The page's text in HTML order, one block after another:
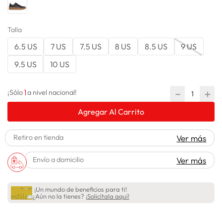
8.
10. lavadora
Talla
6.5 US 7 US 7.5 US 8 US 8.5 US
9 US
9.5 US
10 US
¡Sólo1a nivel nacional! ＋
－
Agregar Al Carrito
Retiro en tienda Ver más
Envío a domicilio Ver más
¡Un mundo de beneficios para ti!
¿Aún no la tienes? ¡Solicítala aquí!